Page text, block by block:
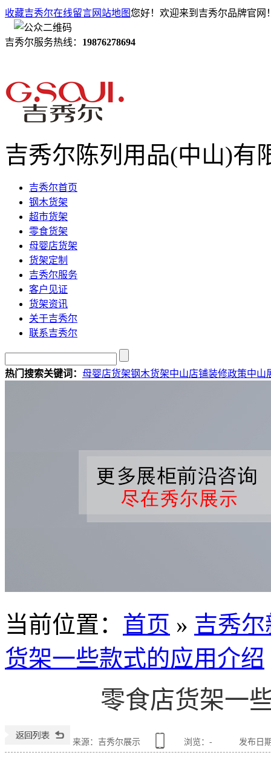
收藏吉秀尔在线留言网站地图您好！欢迎来到吉秀尔品牌官网
吉秀尔服务热线： 19876278694
吉秀尔陈列用品(中山)有
吉秀尔首页
钢木货架
超市货架
零食货架
母婴店货架
货架定制
吉秀尔服务
客户见证
货架资讯
关于吉秀尔
联系吉秀尔
热门搜索关键词： 母婴店货架钢木货架中山店铺装修政策中山
当前位置 ： 首页 » 吉秀
货架一些款式的应用介绍
零食店货架一
来源：吉秀尔展示 浏览： - 发布日